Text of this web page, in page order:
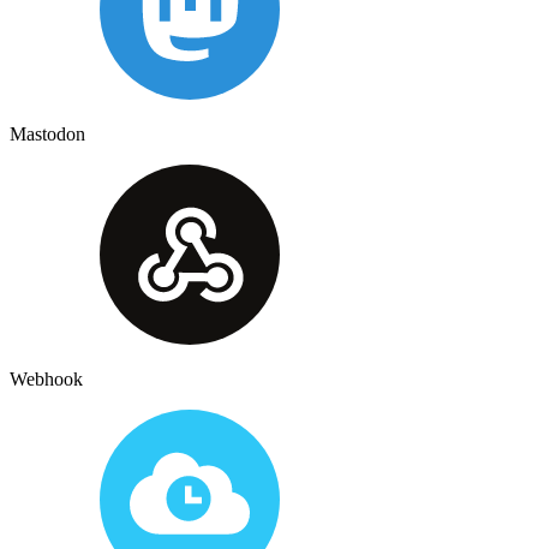
Mastodon
Webhook